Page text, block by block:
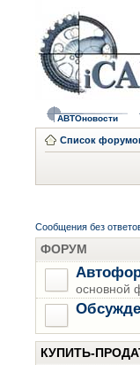
АВТОновости
Список
Сообщения без
ФОРУМ
основной
КУПИТЬ-